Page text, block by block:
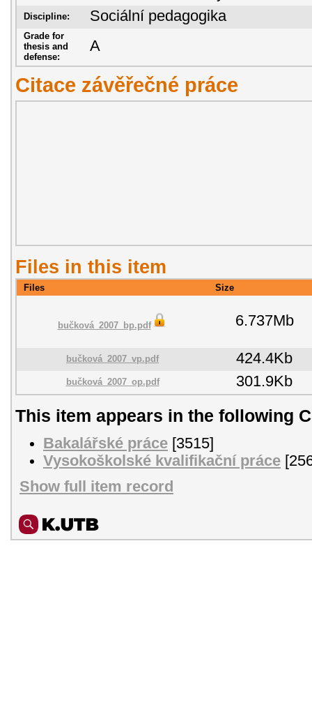
Discipline: Sociální pedagogika
Grade for
thesis and
defense:
A
Citace závěřečné práce
Files in this item
Files Size
bučková_2007_bp.pdf 6.737Mb
bučková_2007_vp.pdf 424.4Kb
bučková_2007_op.pdf 301.9Kb
This item appears in the following
Bakalářské práce [3515]
Vysokoškolské kvalifikační práce
Show full item record